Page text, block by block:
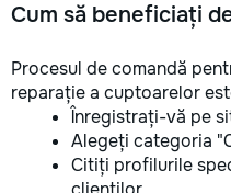
Cum să beneficiați
Procesul de comandă
reparație a cuptoarelor
Înregistrați-vă pe
Alegeți categoria
Citiți profilurile